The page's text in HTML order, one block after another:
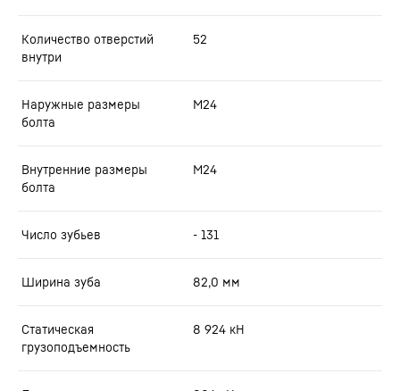
Количество отверстий
внутри
52
Наружные размеры
болта
M24
Внутренние размеры
болта
M24
Число зубьев - 131
Ширина зуба 82,0 мм
Статическая
грузоподъемность
8 924 кН